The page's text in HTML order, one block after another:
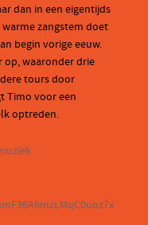
dan in een eigentijds
zangstem doet
begin vorige eeuw.
op, waaronder drie
tours door
Timo voor een
optreden.